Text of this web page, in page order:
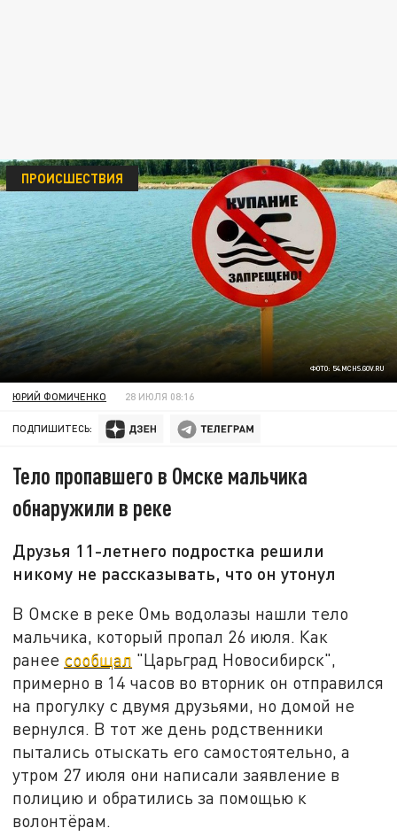
ФОТО: 54.MCHS.GOV.RU
ПРОИСШЕСТВИЯ
ЮРИЙ ФОМИЧЕНКО 28 ИЮЛЯ 08:16
ПОДПИШИТЕСЬ:
Тело пропавшего в Омске мальчика
обнаружили в реке
Друзья 11-летнего подростка решили
никому не рассказывать, что он утонул
В Омске в реке Омь водолазы нашли тело
мальчика, который пропал 26 июля. Как
ранее сообщал "Царьград Новосибирск",
примерно в 14 часов во вторник он отправился
на прогулку с двумя друзьями, но домой не
вернулся. В тот же день родственники
пытались отыскать его самостоятельно, а
утром 27 июля они написали заявление в
полицию и обратились за помощью к
волонтёрам.